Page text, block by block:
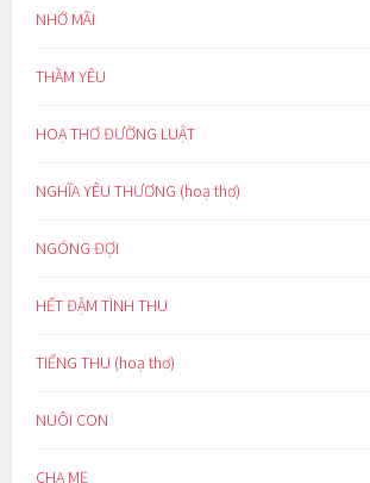
NHỚ MÃI
THẦM YÊU
HOẠ THƠ ĐƯỜNG LUẬT
NGHĨA YÊU THƯƠNG (hoạ thơ)
NGÓNG ĐỢI
HẾT ĐẬM TÌNH THU
TIẾNG THU (hoạ thơ)
NUÔI CON
CHA MẸ